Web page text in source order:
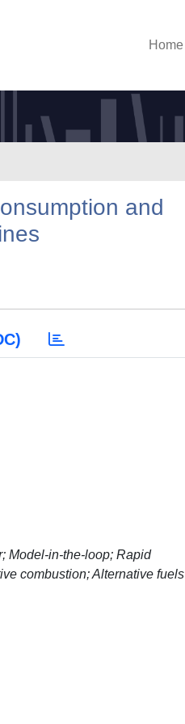
Home
and
Model-in-the-loop; Rapid
combustion; Alternative fuels